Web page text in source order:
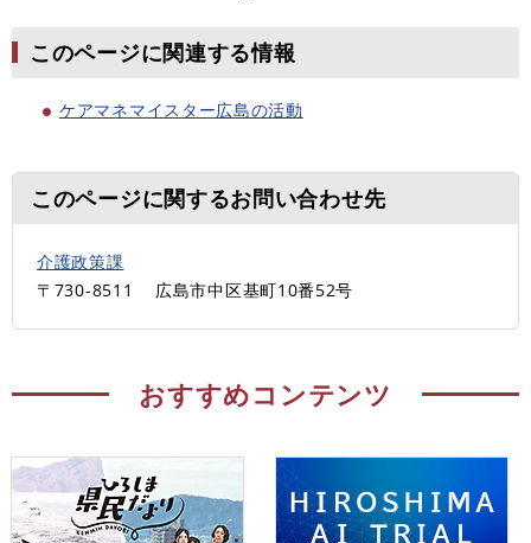
このページに関連する情報
ケアマネマイスター広島の活動
このページに関するお問い合わせ先
介護政策課
〒730-8511
広島市中区基町10番52号
おすすめコンテンツ